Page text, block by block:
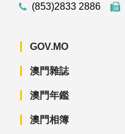
(853)2833 2886
GOV.MO
澳門雜誌
澳門年鑑
澳門相簿